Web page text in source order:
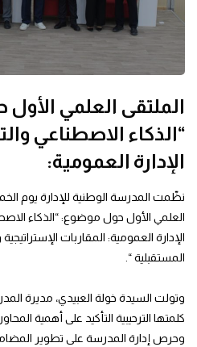
الملتقى العلمي
“الذكاء الاصطناعي
الإدارة العمومية:
العلمي الأول حول موضوع: “الذكاء
الإدارة العمومية: المقاربات
المستقبلية “.
وتولت السيدة خولة العبيدي، مديرة
كلمتها الترحيبية التأكيد على أهمية
وحرص إدارة المدرسة على تطوير